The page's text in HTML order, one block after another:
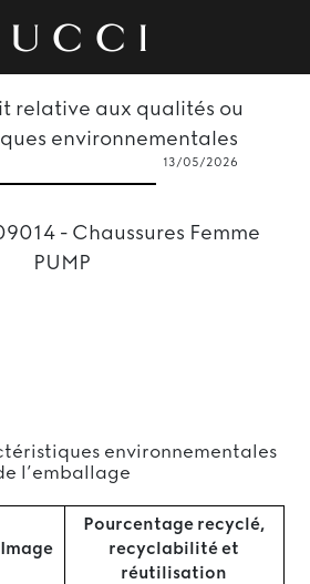
relative aux qualités ou
environnementales
13/05/2026
- Chaussures Femme
PUMP
environnementales
l’emballage
Image
Pourcentage recyclé,
recyclabilité et
réutilisation